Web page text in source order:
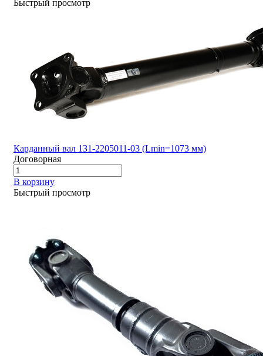
Быстрый просмотр
Карданный вал 131-2205011-03 (Lmin=1073 мм)
Договорная
В корзину
Быстрый просмотр